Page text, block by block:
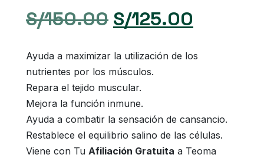
S/150.00 El
precio
original
era:
S/150.00.
S/125.00
precio
es:
S/
Ayuda a maximizar la utilización de los
nutrientes por los músculos.
Repara el tejido muscular.
Mejora la función inmune.
Ayuda a combatir la sensación de cansancio.
Restablece el equilibrio salino de las células.
Viene con Tu Afiliación Gratuita a Teoma